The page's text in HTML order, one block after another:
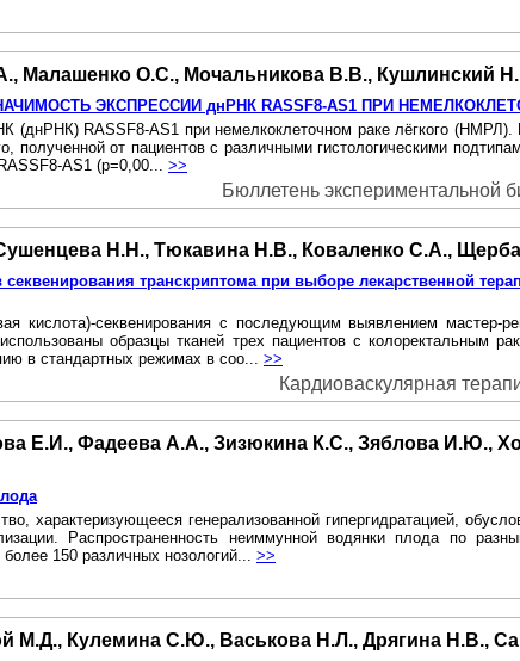
Малашенко О.С., Мочальникова В.В., Кушлинский
ЭКСПРЕССИИ днРНК RASSF8-AS1 ПРИ
RASSF8-AS1 при немелкоклеточном раке лёгкого (НМРЛ).
полученной от пациентов с различными гистологическими
AS1 (р=0,00... >>
Бюллетень экспериментальной
Н.Н., Тюкавина Н.В., Коваленко С.А.,
транскриптома при выборе лекарственной
кислота)-секвенирования с последующим выявлением мастер-
образцы тканей трех пациентов с колоректальным
в стандартных режимах в соо... >>
Кардиоваскулярная
Е.И., Фадеева А.А., Зизюкина К.С., Зяблова И.Ю.,
характеризующееся генерализованной гипергидратацией,
Распространенность неиммунной водянки плода по
150 различных нозологий... >>
М.Д., Кулемина С.Ю., Васькова Н.Л., Дрягина Н.В.,